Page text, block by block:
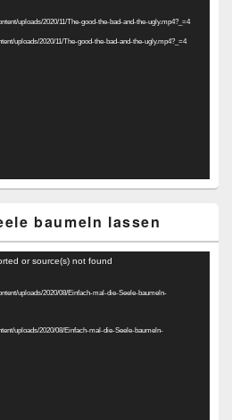
uploads/2020/11/The-good-the-bad-and-the-ugly.mp4?_=4
uploads/2020/11/The-good-the-bad-and-the-ugly.mp4?_=4
baumeln lassen
or source(s) not found
uploads/2020/08/Einfach-mal-die-Seele-baumeln-
uploads/2020/08/Einfach-mal-die-Seele-baumeln-